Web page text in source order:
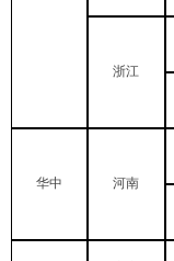
浙江
华中 河南